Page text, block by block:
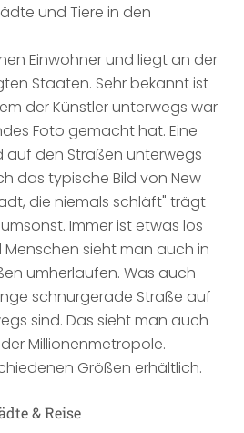
und Tiere in den
Einwohner und liegt an der
Staaten. Sehr bekannt ist
der Künstler unterwegs war
Foto gemacht hat. Eine
auf den Straßen unterwegs
das typische Bild von New
die niemals schläft" trägt
Immer ist etwas los
sieht man auch in
umherlaufen. Was auch
schnurgerade Straße auf
sind. Das sieht man auch
Millionenmetropole.
Größen erhältlich.
& Reise